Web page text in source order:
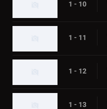
1 - 10
1 - 11
1 - 12
1 - 13